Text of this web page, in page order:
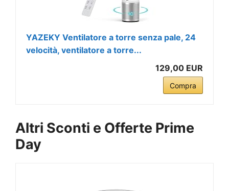
YAZEKY Ventilatore a torre senza pale, 24
velocità, ventilatore a torre...
129,00 EUR
Compra
Altri Sconti e Offerte Prime
Day